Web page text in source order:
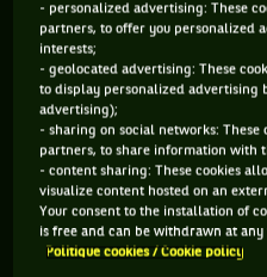
Enfin ! Après un
à coups de toasts de
de champagne, la
reprend vraiment. Et
année, ça se passe
Melbourne. Un
pour toi, surtout
- personalized advertising: These
partners, to offer you personalized
interests;
- geolocated advertising: These
to display personalized advertising
advertising);
- sharing on social networks: These
partners, to share information with
- content sharing: These cookies
visualize content hosted on an
Your consent to the installation of
is free and can be withdrawn at any
Politique cookies / Cookie policy